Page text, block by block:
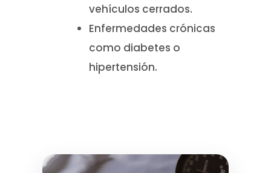
vehículos cerrados.
Enfermedades crónicas
como diabetes o
hipertensión.